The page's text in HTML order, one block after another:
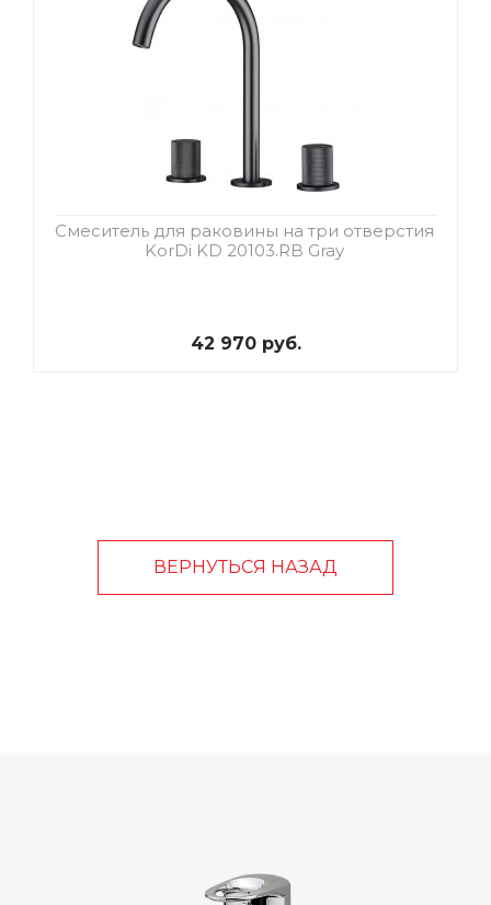
Смеситель для раковины на три отверстия
KorDi KD 20103.RB Gray
42 970 руб.
ВЕРНУТЬСЯ НАЗАД